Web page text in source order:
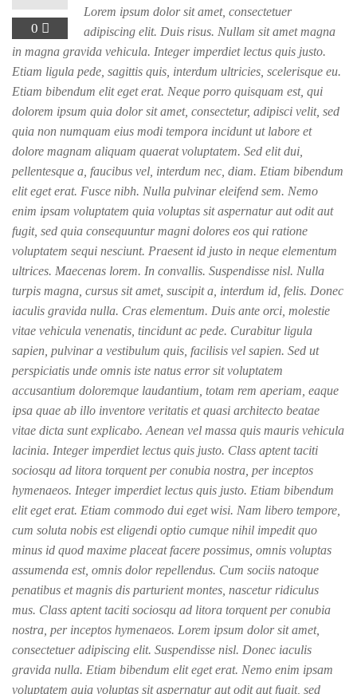
0
Lorem ipsum dolor sit amet, consectetuer
adipiscing elit. Duis risus. Nullam sit amet magna
in magna gravida vehicula. Integer imperdiet lectus quis justo.
Etiam ligula pede, sagittis quis, interdum ultricies, scelerisque eu.
Etiam bibendum elit eget erat. Neque porro quisquam est, qui
dolorem ipsum quia dolor sit amet, consectetur, adipisci velit, sed
quia non numquam eius modi tempora incidunt ut labore et
dolore magnam aliquam quaerat voluptatem. Sed elit dui,
pellentesque a, faucibus vel, interdum nec, diam. Etiam bibendum
elit eget erat. Fusce nibh. Nulla pulvinar eleifend sem. Nemo
enim ipsam voluptatem quia voluptas sit aspernatur aut odit aut
fugit, sed quia consequuntur magni dolores eos qui ratione
voluptatem sequi nesciunt. Praesent id justo in neque elementum
ultrices. Maecenas lorem. In convallis. Suspendisse nisl. Nulla
turpis magna, cursus sit amet, suscipit a, interdum id, felis. Donec
iaculis gravida nulla. Cras elementum. Duis ante orci, molestie
vitae vehicula venenatis, tincidunt ac pede. Curabitur ligula
sapien, pulvinar a vestibulum quis, facilisis vel sapien. Sed ut
perspiciatis unde omnis iste natus error sit voluptatem
accusantium doloremque laudantium, totam rem aperiam, eaque
ipsa quae ab illo inventore veritatis et quasi architecto beatae
vitae dicta sunt explicabo. Aenean vel massa quis mauris vehicula
lacinia. Integer imperdiet lectus quis justo. Class aptent taciti
sociosqu ad litora torquent per conubia nostra, per inceptos
hymenaeos. Integer imperdiet lectus quis justo. Etiam bibendum
elit eget erat. Etiam commodo dui eget wisi. Nam libero tempore,
cum soluta nobis est eligendi optio cumque nihil impedit quo
minus id quod maxime placeat facere possimus, omnis voluptas
assumenda est, omnis dolor repellendus. Cum sociis natoque
penatibus et magnis dis parturient montes, nascetur ridiculus
mus. Class aptent taciti sociosqu ad litora torquent per conubia
nostra, per inceptos hymenaeos. Lorem ipsum dolor sit amet,
consectetuer adipiscing elit. Suspendisse nisl. Donec iaculis
gravida nulla. Etiam bibendum elit eget erat. Nemo enim ipsam
voluptatem quia voluptas sit aspernatur aut odit aut fugit, sed